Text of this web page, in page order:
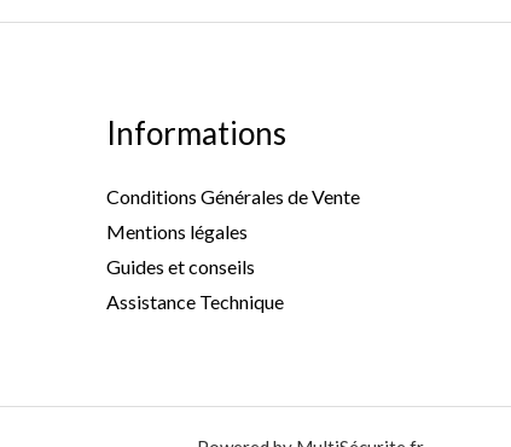
Informations
Conditions Générales de Vente
Mentions légales
Guides et conseils
Assistance Technique